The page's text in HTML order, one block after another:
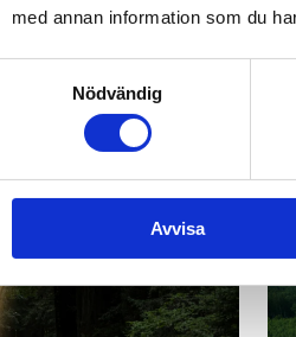
med annan information som du
Nödvändig
Avvisa